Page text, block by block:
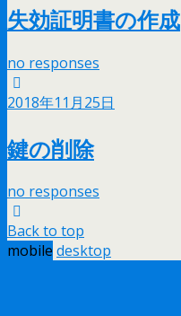
失効証明書の作成
no responses
2018年11月25日
鍵の削除
no responses
Back to top
mobile desktop